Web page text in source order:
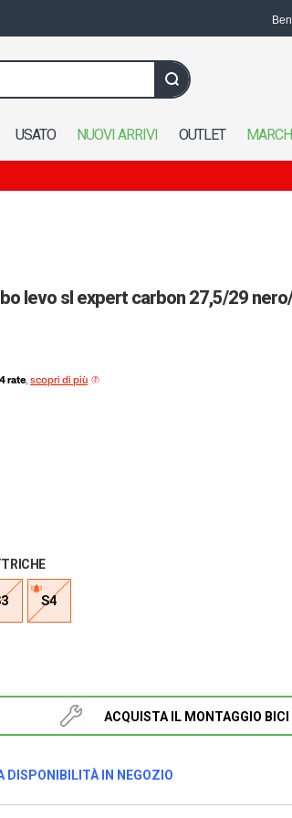
USATO NUOVI ARRIVI OUTLET
levo sl expert carbon 27,5/29
rate, scopri di più
S4
ACQUISTA IL MONTAGGIO BICI
DISPONIBILITÀ IN NEGOZIO